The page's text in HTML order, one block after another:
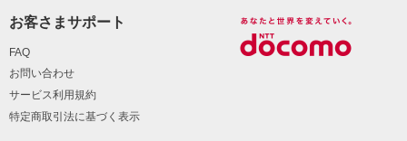
お客さまサポート
FAQ
お問い合わせ
サービス利用規約
特定商取引法に基づく表示